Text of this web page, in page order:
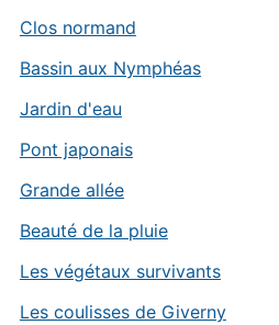
Clos normand
Bassin aux Nymphéas
Jardin d'eau
Pont japonais
Grande allée
Beauté de la pluie
Les végétaux survivants
Les coulisses de Giverny